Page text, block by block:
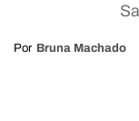
Por Bruna Machado